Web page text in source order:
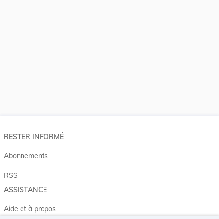
RESTER INFORMÉ
Abonnements
RSS
ASSISTANCE
Aide et à propos